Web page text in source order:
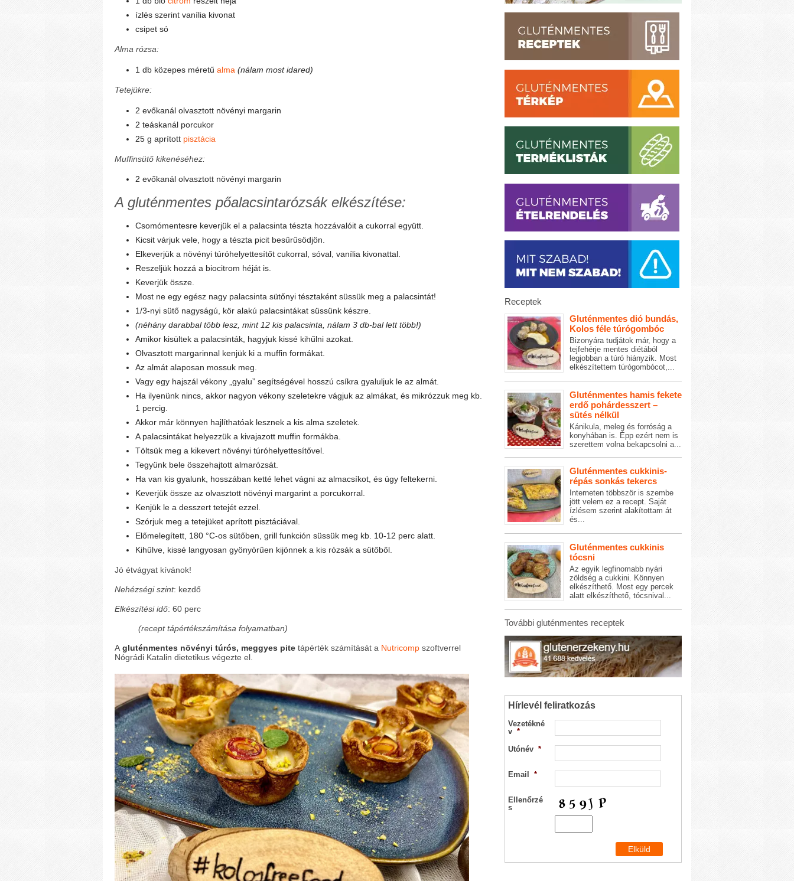
ízlés szerint vanília kivonat
csipet só
Alma rózsa:
1 db közepes méretű alma (nálam most idared)
Tetejükre:
2 evőkanál olvasztott növényi margarin
2 teáskanál porcukor
25 g aprított pisztácia
Muffinsütő kikenéséhez:
2 evőkanál olvasztott növényi margarin
A gluténmentes pőalacsintarózsák elkészítése:
Csomómentesre keverjük el a palacsinta tészta hozzávalóit a cukorral együtt.
Kicsit várjuk vele, hogy a tészta picit besűrűsödjön.
Elkeverjük a növényi túróhelyettesítőt cukorral, sóval, vanília kivonattal.
Reszeljük hozzá a biocitrom héját is.
Keverjük össze.
Most ne egy egész nagy palacsinta sütőnyi tésztaként süssük meg a palacsintát!
1/3-nyi sütő nagyságú, kör alakú palacsintákat süssünk készre.
(néhány darabbal több lesz, mint 12 kis palacsinta, nálam 3 db-bal lett több!)
Amikor kisültek a palacsinták, hagyjuk kissé kihűlni azokat.
Olvasztott margarinnal kenjük ki a muffin formákat.
Az almát alaposan mossuk meg.
Vagy egy hajszál vékony „gyalu” segítségével hosszú csíkra gyaluljuk le az almát.
Ha ilyenünk nincs, akkor nagyon vékony szeletekre vágjuk az almákat, és mikrózzuk meg kb.
1 percig.
Akkor már könnyen hajlíthatóak lesznek a kis alma szeletek.
A palacsintákat helyezzük a kivajazott muffin formákba.
Töltsük meg a kikevert növényi túróhelyettesítővel.
Tegyünk bele összehajtott almarózsát.
Ha van kis gyalunk, hosszában ketté lehet vágni az almacsíkot, és úgy feltekerni.
Keverjük össze az olvasztott növényi margarint a porcukorral.
Kenjük le a desszert tetejét ezzel.
Szórjuk meg a tetejüket aprított pisztáciával.
Előmelegített, 180 °C-os sütőben, grill funkción süssük meg kb. 10-12 perc alatt.
Kihűlve, kissé langyosan gyönyörűen kijönnek a kis rózsák a sütőből.
Jó étvágyat kívánok!
Nehézségi szint: kezdő
Elkészítési idő: 60 perc
(recept tápértékszámítása folyamatban)
A gluténmentes növényi túrós, meggyes pite tápérték számítását a Nutricomp szoftverrel
Nógrádi Katalin dietetikus végezte el.
Receptek
Gluténmentes dió bundás,
Kolos féle túrógombóc
Bizonyára tudjátok már, hogy a
tejfehérje mentes diétából
legjobban a túró hiányzik. Most
elkészítettem túrógombócot,...
Gluténmentes hamis fekete
erdő pohárdesszert –
sütés nélkül
Kánikula, meleg és forróság a
konyhában is. Épp ezért nem is
szerettem volna bekapcsolni a...
Gluténmentes cukkinis-
répás sonkás tekercs
Interneten többször is szembe
jött velem ez a recept. Saját
ízlésem szerint alakítottam át
és...
Gluténmentes cukkinis
tócsni
Az egyik legfinomabb nyári
zöldség a cukkini. Könnyen
elkészíthető. Most egy percek
alatt elkészíthető, tócsnival...
További gluténmentes receptek
Hírlevél feliratkozás
Vezetékné
v *
Utónév *
Email *
Ellenőrzé
s